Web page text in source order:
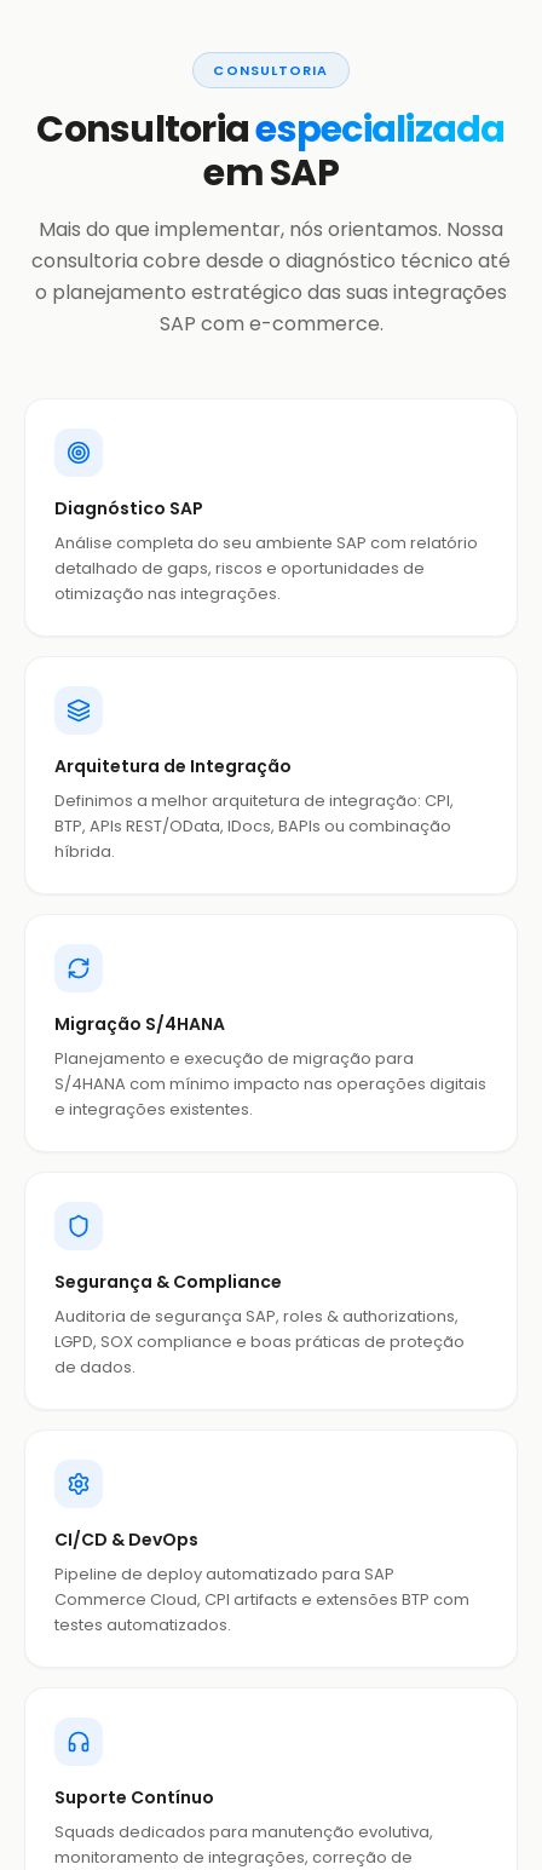
CONSULTORIA
Consultoriaespecializada
em SAP
Mais do que implementar, nós orientamos. Nossa
consultoria cobre desde o diagnóstico técnico até
o planejamento estratégico das suas integrações
SAP com e-commerce.
Diagnóstico SAP
Análise completa do seu ambiente SAP com relatório
detalhado de gaps, riscos e oportunidades de
otimização nas integrações.
Arquitetura de Integração
Definimos a melhor arquitetura de integração: CPI,
BTP, APIs REST/OData, IDocs, BAPIs ou combinação
híbrida.
Migração S/4HANA
Planejamento e execução de migração para
S/4HANA com mínimo impacto nas operações digitais
e integrações existentes.
Segurança & Compliance
Auditoria de segurança SAP, roles & authorizations,
LGPD, SOX compliance e boas práticas de proteção
de dados.
CI/CD & DevOps
Pipeline de deploy automatizado para SAP
Commerce Cloud, CPI artifacts e extensões BTP com
testes automatizados.
Suporte Contínuo
Squads dedicados para manutenção evolutiva,
monitoramento de integrações, correção de